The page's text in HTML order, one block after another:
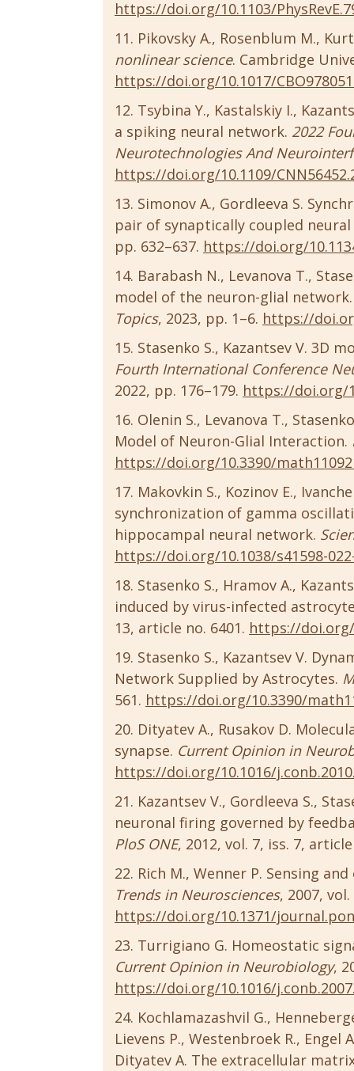
https://doi.org/10.1103/
Pikovsky A., Rosenblum M.,
nonlinear science. Cambridge
https://doi.org/10.1017/
Tsybina Y., Kastalskiy I.,
a spiking neural network. 2022
Neurotechnologies And
https://doi.org/10.1109/
Simonov A., Gordleeva S.
pair of synaptically coupled
pp. 632–637. https://doi.org/
Barabash N., Levanova T.,
model of the neuron-glial
Topics, 2023, pp. 1–6. https://
Stasenko S., Kazantsev V. 3D
Fourth International Conference
2022, pp. 176–179. https://doi.org/
Olenin S., Levanova T.,
Model of Neuron-Glial Interaction.
https://doi.org/10.3390/
Makovkin S., Kozinov E.,
synchronization of gamma
hippocampal neural network.
https://doi.org/10.1038/s41598-
Stasenko S., Hramov A.,
induced by virus-infected
13, article no. 6401. https://doi.org/
Stasenko S., Kazantsev V.
Network Supplied by Astrocytes.
561. https://doi.org/10.3390/
Dityatev A., Rusakov D.
synapse. Current Opinion in
https://doi.org/10.1016/
Kazantsev V., Gordleeva S.,
neuronal firing governed by
PloS ONE, 2012, vol. 7, iss. 7,
Rich M., Wenner P. Sensing
Trends in Neurosciences, 2007,
https://doi.org/10.1371/
Turrigiano G. Homeostatic
Current Opinion in Neurobiology,
https://doi.org/10.1016/
Kochlamazashvil G.,
Lievens P., Westenbroek R., Engel
Dityatev A. The extracellular